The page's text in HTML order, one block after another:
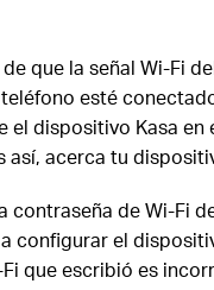
que la señal Wi-Fi
esté
el dispositivo Kasa en
así, acerca tu
contraseña de Wi-Fi
configurar el
que escribió es